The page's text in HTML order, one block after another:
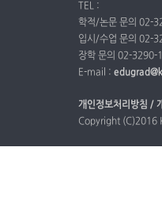
TEL :
학적/논문 문의 02-
입시/수업 문의 02-
장학 문의 02-3290-
E-mail :
개인정보처리방침 /
Copyright (C)2016